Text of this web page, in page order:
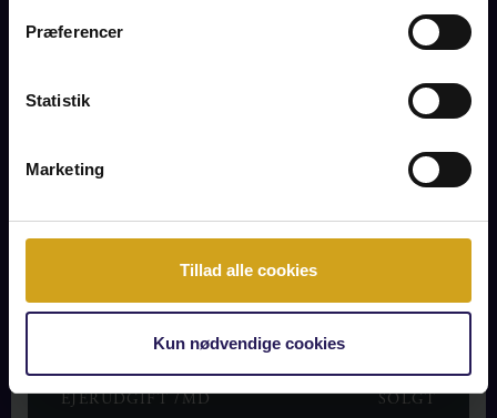
Præferencer
Statistik
Marketing
Tillad alle cookies
Kun nødvendige cookies
EJERUDGIFT /MD SOLGT